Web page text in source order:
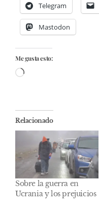
Telegram
Mastodon
Me gusta esto:
Cargando...
Relacionado
Sobre la guerra en
Ucrania y los prejuicios